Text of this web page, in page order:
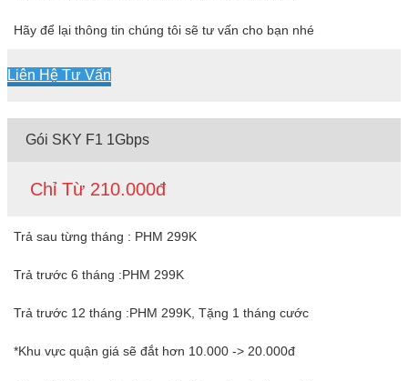
Hãy để lại thông tin chúng tôi sẽ tư vấn cho bạn nhé
Liên Hệ Tư Vấn
Gói SKY F1 1Gbps
Chỉ Từ 210.000đ
Trả sau từng tháng : PHM 299K
Trả trước 6 tháng :PHM 299K
Trả trước 12 tháng :PHM 299K, Tặng 1 tháng cước
*Khu vực quận giá sẽ đắt hơn 10.000 -> 20.000đ